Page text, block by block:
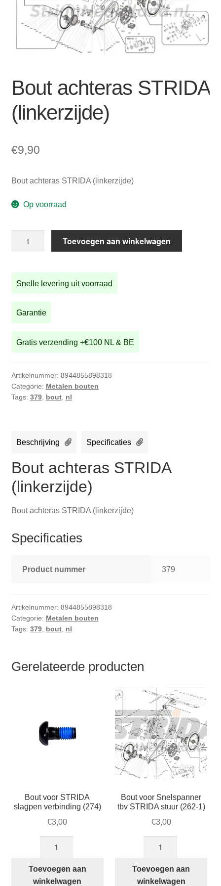
Winkelwagen
Bout achteras STRIDA
(linkerzijde)
€9,90
Bout achteras STRIDA (linkerzijde)
Op voorraad
(linkerzijde)
aantal
Toevoegen aan winkelwagen
Snelle levering uit voorraad
Garantie
Gratis verzending +€100 NL & BE
Artikelnummer: 8944855898318
Categorie: Metalen bouten
Tags: 379, bout, nl
Beschrijving Specificaties
Bout achteras STRIDA
(linkerzijde)
Bout achteras STRIDA (linkerzijde)
Specificaties
Product nummer 379
Artikelnummer: 8944855898318
Categorie: Metalen bouten
Tags: 379, bout, nl
Gerelateerde producten
Bout voor STRIDA
slagpen verbinding (274)
€3,00
STRIDA
slagpen
Toevoegen aan
winkelwagen
Bout voor Snelspanner
tbv STRIDA stuur (262-1)
€3,00
Snelspanner
tbv
Toevoegen aan
winkelwagen